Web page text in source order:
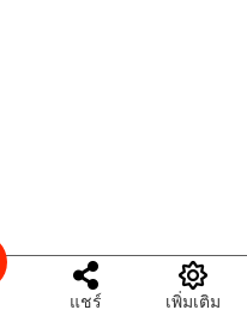
แชร์ เพิ่มเติม